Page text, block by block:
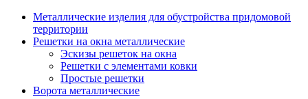
Металлические изделия для обустройства придомовой
территории
Решетки на окна металлические
Эскизы решеток на окна
Решетки с элементами ковки
Простые решетки
Ворота металлические